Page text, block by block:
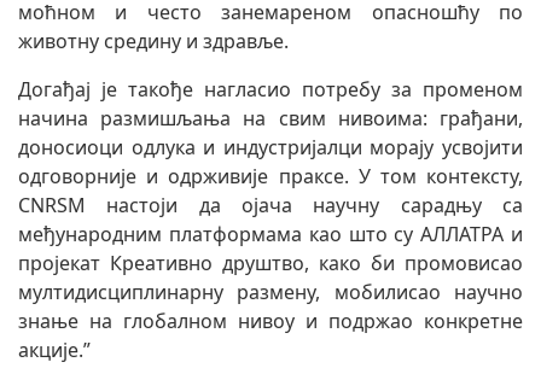
моћном и често занемареном опасношћу по
животну средину и здравље.
Догађај је такође нагласио потребу за променом
начина размишљања на свим нивоима: грађани,
доносиоци одлука и индустријалци морају усвојити
одговорније и одрживије праксе. У том контексту,
CNRSM настоји да ојача научну сарадњу са
међународним платформама као што су АЛЛАТРА и
пројекат Креативно друштво, како би промовисао
мултидисциплинарну размену, мобилисао научно
знање на глобалном нивоу и подржао конкретне
акције.”